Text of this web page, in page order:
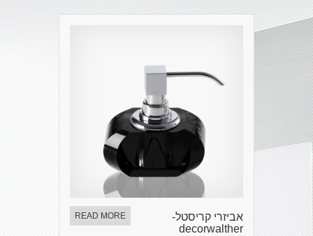
אביזרי קריסטל-
decorwalther
READ MORE